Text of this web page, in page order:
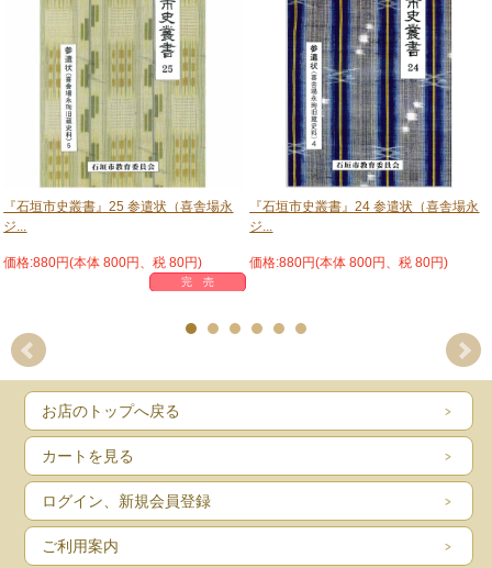
『石垣市史叢書』25 参遣状（喜舎場永
ジ...
価格:880円(本体 800円、税 80円)
完 売
『石垣市史叢書』24 参遣状（喜舎場永
ジ...
価格:880円(本体 800円、税 80円)
お店のトップへ戻る
カートを見る
ログイン、新規会員登録
ご利用案内